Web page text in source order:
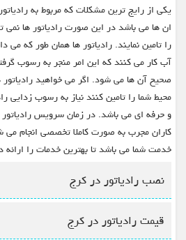
یکی از رایج ترین مشکلات که مربوط به
ان ها می باشد در این صورت رادیاتور ها نمی
را تامین نمایند. رادیاتور ها همان طور که می
آب کار می کنند که این امر منجر به رسوب
صحیح آن ها می شود. اگر می خواهید رادیاتور
محیط شما را تامین کنند نیاز به رسوب زدایی
و حرفه ای می باشد. در زمان سرویس
کاران مجرب به صورت کاملا تخصصی انجام
خدمت شما می باشد تا بهترین خدمات را ارائه
نصب رادیاتور در کرج
قیمت رادیاتور در کرج